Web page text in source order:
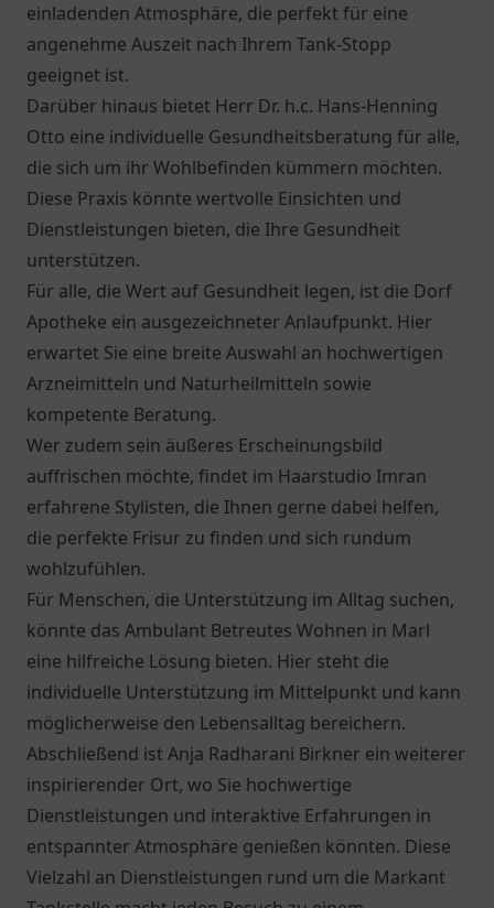
einladenden Atmosphäre, die perfekt für eine
angenehme Auszeit nach Ihrem Tank-Stopp
geeignet ist.
Darüber hinaus bietet Herr Dr. h.c. Hans-Henning
Otto eine individuelle Gesundheitsberatung für alle,
die sich um ihr Wohlbefinden kümmern möchten.
Diese Praxis könnte wertvolle Einsichten und
Dienstleistungen bieten, die Ihre Gesundheit
unterstützen.
Für alle, die Wert auf Gesundheit legen, ist die Dorf
Apotheke ein ausgezeichneter Anlaufpunkt. Hier
erwartet Sie eine breite Auswahl an hochwertigen
Arzneimitteln und Naturheilmitteln sowie
kompetente Beratung.
Wer zudem sein äußeres Erscheinungsbild
auffrischen möchte, findet im Haarstudio Imran
erfahrene Stylisten, die Ihnen gerne dabei helfen,
die perfekte Frisur zu finden und sich rundum
wohlzufühlen.
Für Menschen, die Unterstützung im Alltag suchen,
könnte das Ambulant Betreutes Wohnen in Marl
eine hilfreiche Lösung bieten. Hier steht die
individuelle Unterstützung im Mittelpunkt und kann
möglicherweise den Lebensalltag bereichern.
Abschließend ist Anja Radharani Birkner ein weiterer
inspirierender Ort, wo Sie hochwertige
Dienstleistungen und interaktive Erfahrungen in
entspannter Atmosphäre genießen könnten. Diese
Vielzahl an Dienstleistungen rund um die Markant